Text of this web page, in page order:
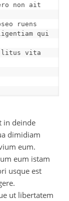
non ait
ruens
qui
litus vita
in deinde
dimidiam
eum.
eum istam
usque est
ut libertatem